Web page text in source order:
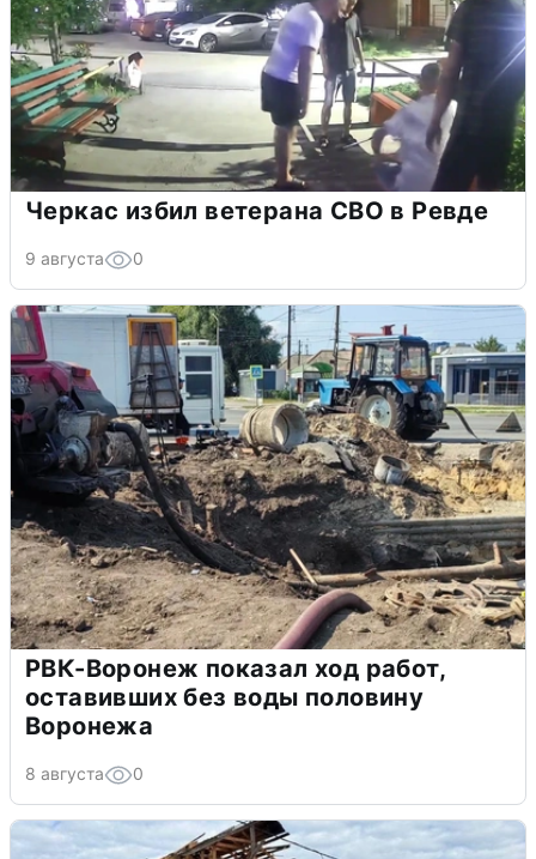
Черкас избил ветерана СВО в Ревде
9 августа 0
РВК-Воронеж показал ход работ,
оставивших без воды половину
Воронежа
8 августа 0